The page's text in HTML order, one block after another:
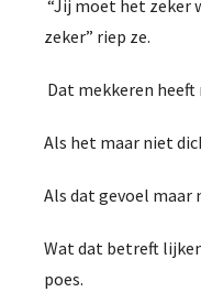
“Jij moet het zeker
zeker” riep ze.
Dat mekkeren
Als het maar niet
Als dat gevoel
Wat dat betreft
poes.